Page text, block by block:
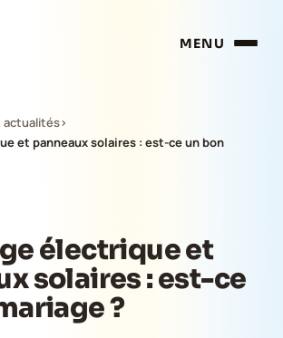
MENU
actualités›
et panneaux solaires : est-ce un bon
électrique et
solaires : est-ce
?